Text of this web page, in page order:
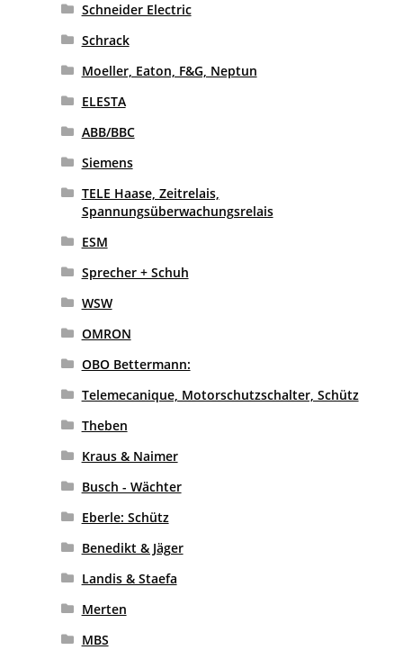
Schneider Electric
Schrack
Moeller, Eaton, F&G, Neptun
ELESTA
ABB/BBC
Siemens
TELE Haase, Zeitrelais,
Spannungsüberwachungsrelais
ESM
Sprecher + Schuh
WSW
OMRON
OBO Bettermann:
Telemecanique, Motorschutzschalter, Schütz
Theben
Kraus & Naimer
Busch - Wächter
Eberle: Schütz
Benedikt & Jäger
Landis & Staefa
Merten
MBS